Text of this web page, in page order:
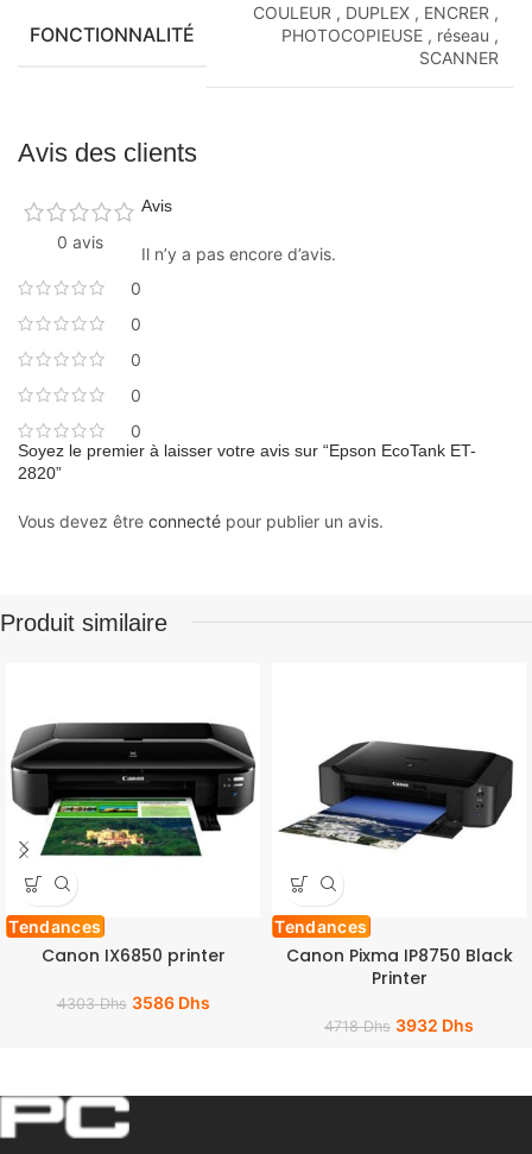
FONCTIONNALITÉ
COULEUR , DUPLEX , ENCRER ,
PHOTOCOPIEUSE , réseau ,
SCANNER
Avis des clients
0 avis
0
0
0
0
0
Avis
Il n’y a pas encore d’avis.
Soyez le premier à laisser votre avis sur “Epson EcoTank ET-
2820”
Vous devez être connecté pour publier un avis.
Produit similaire
Tendances
Canon IX6850 printer
4303Dhs 3586 Dhs
Tendances
Canon Pixma IP8750 Black
Printer
4718Dhs 3932 Dhs